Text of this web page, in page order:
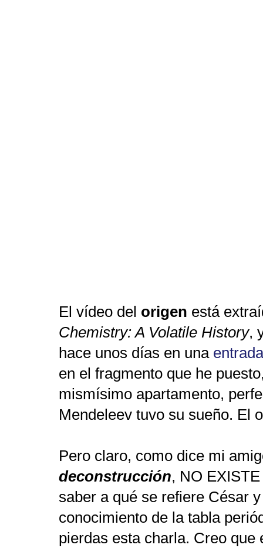
El vídeo del origen está
Chemistry: A Volatile History,
hace unos días en una entrada
en el fragmento que he
mismísimo apartamento,
Mendeleev tuvo su sueño. El
Pero claro, como dice mi
deconstrucción, NO
saber a qué se refiere César
conocimiento de la tabla
pierdas esta charla. Creo que